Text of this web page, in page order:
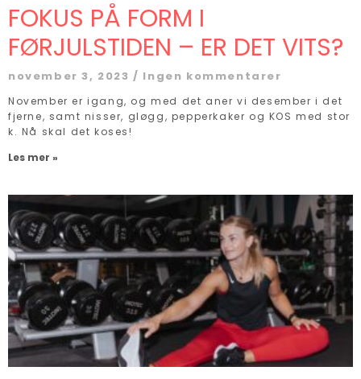
FOKUS PÅ FORM I
FØRJULSTIDEN – ER DET VITS?
november 3, 2023 Ingen kommentarer
November er igang, og med det aner vi desember i det
fjerne, samt nisser, gløgg, pepperkaker og KOS med stor
k. Nå skal det koses!
Les mer »